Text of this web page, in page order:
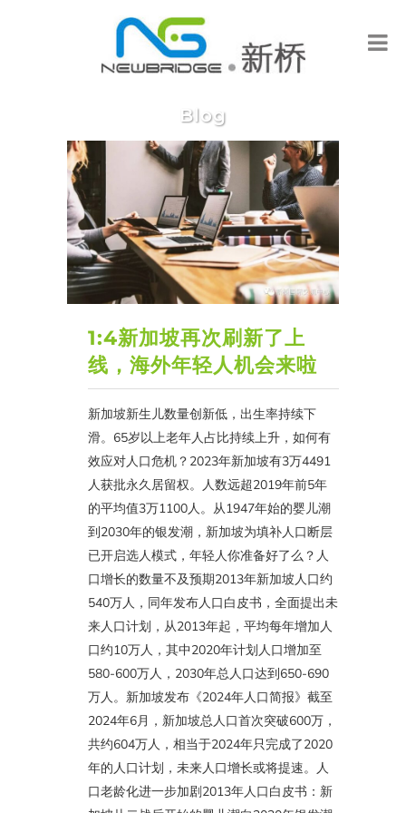
Blog
1:4新加坡再次刷新了上
线，海外年轻人机会来啦
新加坡新生儿数量创新低，出生率持续下
滑。65岁以上老年人占比持续上升，如何有
效应对人口危机？2023年新加坡有3万4491
人获批永久居留权。人数远超2019年前5年
的平均值3万1100人。从1947年始的婴儿潮
到2030年的银发潮，新加坡为填补人口断层
已开启选人模式，年轻人你准备好了么？人
口增长的数量不及预期2013年新加坡人口约
540万人，同年发布人口白皮书，全面提出未
来人口计划，从2013年起，平均每年增加人
口约10万人，其中2020年计划人口增加至
580-600万人，2030年总人口达到650-690
万人。新加坡发布《2024年人口简报》截至
2024年6月，新加坡总人口首次突破600万，
共约604万人，相当于2024年只完成了2020
年的人口计划，未来人口增长或将提速。人
口老龄化进一步加剧2013年人口白皮书：新